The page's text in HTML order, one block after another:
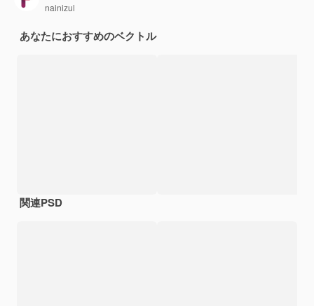
nainizul
あなたにおすすめのベクトル
関連PSD